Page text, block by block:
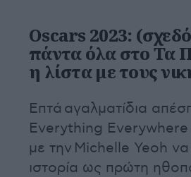
Oscars 2023:
πάντα όλα στο Τα
η λίστα με τους
Επτά αγαλματίδια
Everything
με την Michelle Yeoh
ιστορία ως πρώτη